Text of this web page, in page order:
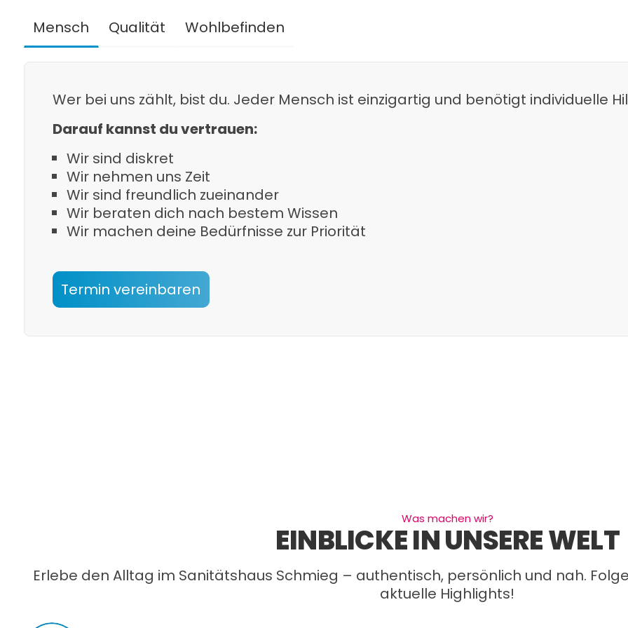
Mensch Qualität Wohlbefinden
Wer bei uns zählt, bist du. Jeder Mensch ist einzigartig und benötigt individuelle
Darauf kannst du vertrauen:
Wir sind diskret
Wir nehmen uns Zeit
Wir sind freundlich zueinander
Wir beraten dich nach bestem Wissen
Wir machen deine Bedürfnisse zur Priorität
Termin vereinbaren
Was machen wir?
EINBLICKE IN UNSERE WELT
Erlebe den Alltag im Sanitätshaus Schmieg – authentisch, persönlich und nah.
aktuelle Highlights!